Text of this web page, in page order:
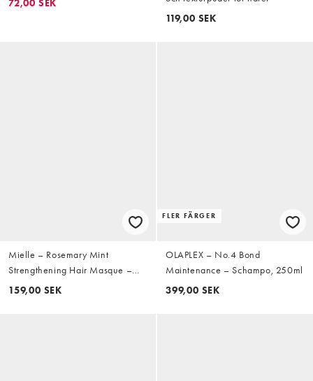
72,00 SEK
119,00 SEK
Mielle – Rosemary Mint
Strengthening Hair Masque –
Hårinpackning, 340ml
159,00 SEK
FLER FÄRGER
OLAPLEX – No.4 Bond
Maintenance – Schampo, 250ml
399,00 SEK